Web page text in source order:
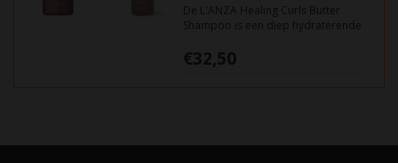
De L'ANZA Healing Curls Butter
Shampoo is een diep hydraterende
onzuiverheden zonder vocht weg te
halen.
€32,50